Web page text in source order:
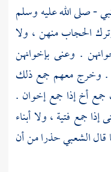
- صلى الله عليه وسلم
الحجاب منهن ، ولا
. وعنى بإخوانهن
. وخرج معهم جمع ذلك
أخ إذا جمع إخوان .
جمع فتية ، ولا أبناء
الشعبيحذرا من أن